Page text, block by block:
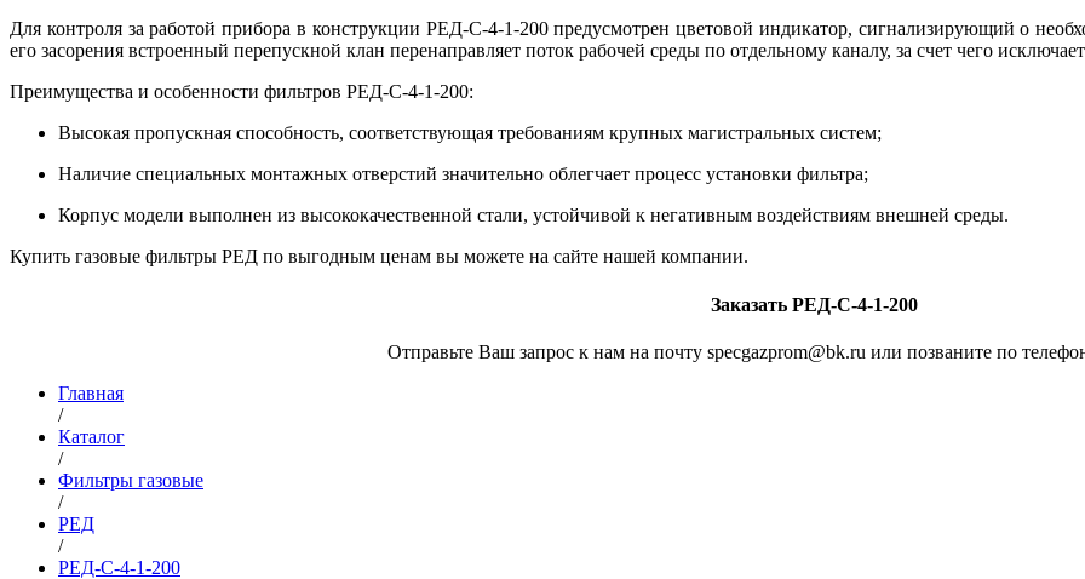
Для контроля за работой прибора в конструкции РЕД-С-4-1-200 предусмотрен цветовой индикатор, сигнализирующий о
его засорения встроенный перепускной клан перенаправляет поток рабочей среды по отдельному каналу, за счет чего
Преимущества и особенности фильтров РЕД-С-4-1-200:
Высокая пропускная способность, соответствующая требованиям крупных магистральных систем;
Наличие специальных монтажных отверстий значительно облегчает процесс установки фильтра;
Корпус модели выполнен из высококачественной стали, устойчивой к негативным воздействиям внешней среды.
Купить газовые фильтры РЕД по выгодным ценам вы можете на сайте нашей компании.
Заказать РЕД-С-4-1-200
Отправьте Ваш запрос к нам на почту specgazprom@bk.ru или позваните по
Главная
/
Каталог
/
Фильтры газовые
/
РЕД
/
РЕД-С-4-1-200